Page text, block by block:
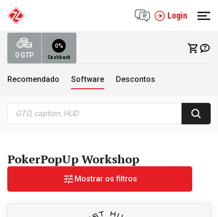
Login
Recomendado Software Descontos
0 GTP
0%
Cashback
PokerPopUp Workshop
Mostrar os filtros